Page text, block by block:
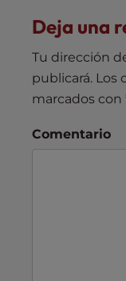
Deja una
Tu dirección
publicará. Los
marcados con
Comentario